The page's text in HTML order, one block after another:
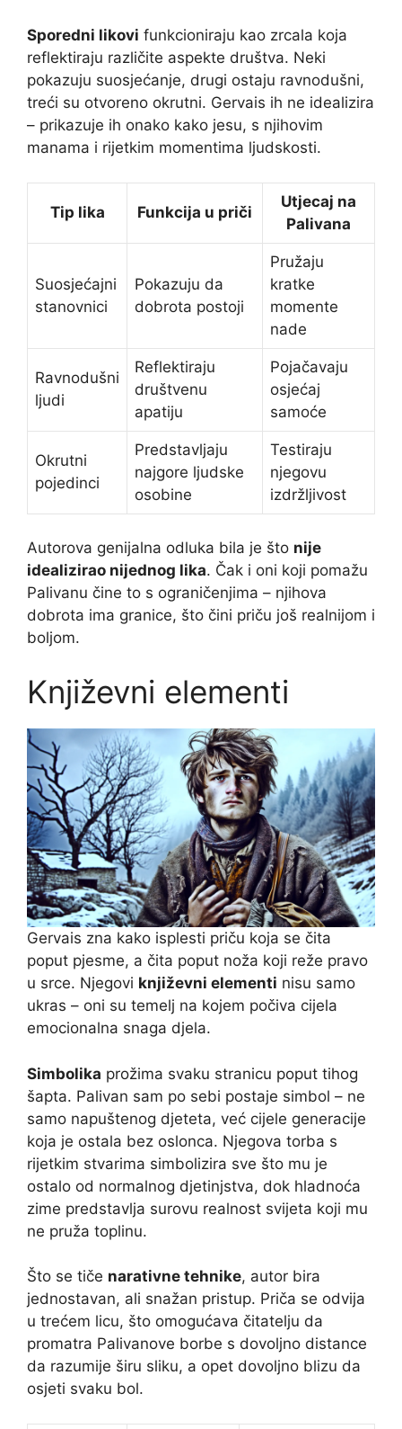
Sporedni likovi funkcioniraju kao zrcala koja
reflektiraju različite aspekte društva. Neki
pokazuju suosjećanje, drugi ostaju ravnodušni,
treći su otvoreno okrutni. Gervais ih ne idealizira
– prikazuje ih onako kako jesu, s njihovim
manama i rijetkim momentima ljudskosti.
Tip lika Funkcija u priči
Utjecaj na
Palivana
Suosjećajni
stanovnici
Pokazuju da
dobrota postoji
Pružaju
kratke
momente
nade
Ravnodušni
ljudi
Reflektiraju
društvenu
apatiju
Pojačavaju
osjećaj
samoće
Okrutni
pojedinci
Predstavljaju
najgore ljudske
osobine
Testiraju
njegovu
izdržljivost
Autorova genijalna odluka bila je što nije
idealizirao nijednog lika. Čak i oni koji pomažu
Palivanu čine to s ograničenjima – njihova
dobrota ima granice, što čini priču još realnijom i
boljom.
Književni elementi
Gervais zna kako isplesti priču koja se čita
poput pjesme, a čita poput noža koji reže pravo
u srce. Njegovi književni elementi nisu samo
ukras – oni su temelj na kojem počiva cijela
emocionalna snaga djela.
Simbolika prožima svaku stranicu poput tihog
šapta. Palivan sam po sebi postaje simbol – ne
samo napuštenog djeteta, već cijele generacije
koja je ostala bez oslonca. Njegova torba s
rijetkim stvarima simbolizira sve što mu je
ostalo od normalnog djetinjstva, dok hladnoća
zime predstavlja surovu realnost svijeta koji mu
ne pruža toplinu.
Što se tiče narativne tehnike, autor bira
jednostavan, ali snažan pristup. Priča se odvija
u trećem licu, što omogućava čitatelju da
promatra Palivanove borbe s dovoljno distance
da razumije širu sliku, a opet dovoljno blizu da
osjeti svaku bol.